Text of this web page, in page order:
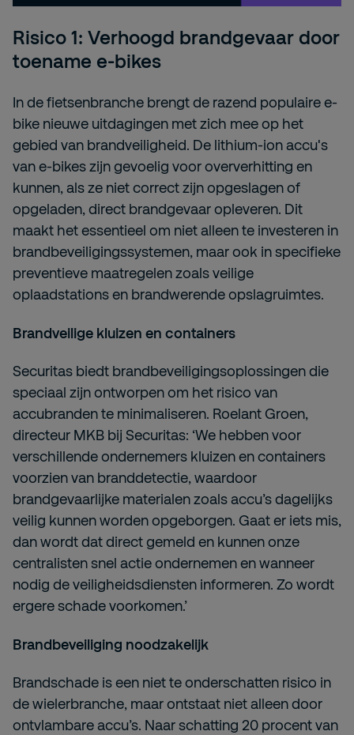
Risico 1: Verhoogd brandgevaar door
toename e-bikes
In de fietsenbranche brengt de razend populaire e-
bike nieuwe uitdagingen met zich mee op het
gebied van brandveiligheid. De lithium-ion accu's
van e-bikes zijn gevoelig voor oververhitting en
kunnen, als ze niet correct zijn opgeslagen of
opgeladen, direct brandgevaar opleveren. Dit
maakt het essentieel om niet alleen te investeren in
brandbeveiligingssystemen, maar ook in specifieke
preventieve maatregelen zoals veilige
oplaadstations en brandwerende opslagruimtes.
Brandveilige kluizen en containers
Securitas biedt brandbeveiligingsoplossingen die
speciaal zijn ontworpen om het risico van
accubranden te minimaliseren. Roelant Groen,
directeur MKB bij Securitas: ‘We hebben voor
verschillende ondernemers kluizen en containers
voorzien van branddetectie, waardoor
brandgevaarlijke materialen zoals accu’s dagelijks
veilig kunnen worden opgeborgen. Gaat er iets mis,
dan wordt dat direct gemeld en kunnen onze
centralisten snel actie ondernemen en wanneer
nodig de veiligheidsdiensten informeren. Zo wordt
ergere schade voorkomen.’
Brandbeveiliging noodzakelijk
Brandschade is een niet te onderschatten risico in
de wielerbranche, maar ontstaat niet alleen door
ontvlambare accu’s. Naar schatting 20 procent van